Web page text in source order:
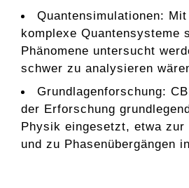
Quantensimulationen:
komplexe Quantensysteme
Phänomene untersucht
schwer zu analysieren
Grundlagenforschung:
der Erforschung
Physik eingesetzt, etwa zur
und zu Phasenübergängen